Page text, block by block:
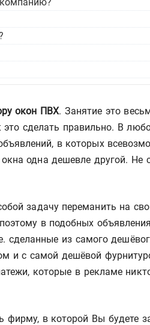
окон ПВХ. Занятие это
сделать правильно. В
в которых
одна дешевле другой. Не
задачу переманить на
в подобных
сделанные из самого
и с самой дешёвой
которые в рекламе
фирму, в которой Вы будете